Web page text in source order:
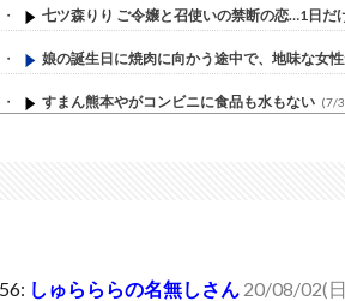
七ツ森りり ご令嬢と召使いの禁断の恋…1日だ
娘の誕生日に焼肉に向かう途中で、地味な女
すまん熊本やがコンビニに食品も水もない (7/
しゅらららの名無しさん 20/08/02(